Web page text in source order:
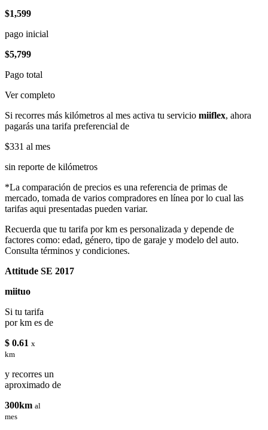
$1,599
pago inicial
$5,799
Pago total
Ver completo
Si recorres más kilómetros al mes activa tu servicio miiflex, ahora
pagarás una tarifa preferencial de
$331 al mes
sin reporte de kilómetros
*La comparación de precios es una referencia de primas de
mercado, tomada de varios compradores en línea por lo cual las
tarifas aqui presentadas pueden variar.
Recuerda que tu tarifa por km es personalizada y depende de
factores como: edad, género, tipo de garaje y modelo del auto.
Consulta términos y condiciones.
Attitude SE 2017
miituo
Si tu tarifa
por km es de
$ 0.61 x
km
y recorres un
aproximado de
300km al
mes